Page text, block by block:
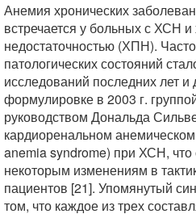
Анемия хронических
встречается у больных с ХСН
недостаточностью (ХПН).
патологических состояний
исследований последних лет
формулировке в 2003 г.
руководством Дональда
кардиоренальном
anemia syndrome) при ХСН, что
некоторым изменениям в
пациентов [21]. Упомянутый
том, что каждое из трех